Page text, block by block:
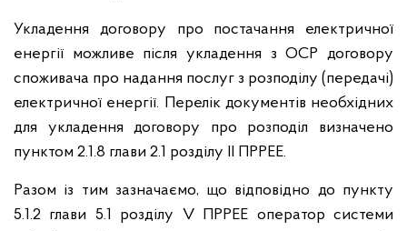
Укладення договору про постачання електричної
енергії можливе після укладення з ОСР договору
споживача про надання послуг з розподілу (передачі)
електричної енергії. Перелік документів необхідних
для укладення договору про розподіл визначено
пунктом 2.1.8 глави 2.1 розділу ІІ ПРРЕЕ.
Разом із тим зазначаємо, що відповідно до пункту
5.1.2 глави 5.1 розділу V ПРРЕЕ оператор системи